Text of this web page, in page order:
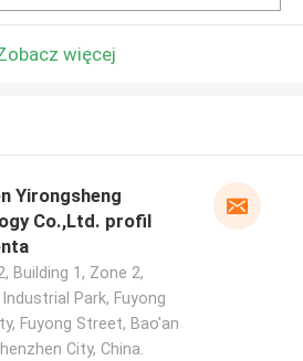
więcej
Yirongsheng
Co.,Ltd. profil
Building 1, Zone 2,
Park, Fuyong
Fuyong Street, Bao'an
City, China.